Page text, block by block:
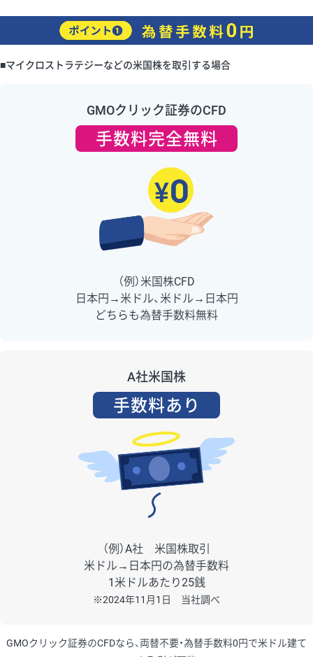
■マイクロストラテジーなどの米国株を取引する場合
GMOクリック証券のCFD
手数料完全無料
（例）米国株CFD
日本円→米ドル、米ドル→日本円
どちらも為替手数料無料
A社米国株
手数料あり
（例）A社 米国株取引
米ドル→日本円の為替手数料
1米ドルあたり25銭
※2024年11月1日 当社調べ
GMOクリック証券のCFDなら、両替不要・為替手数料0円で米ドル建て